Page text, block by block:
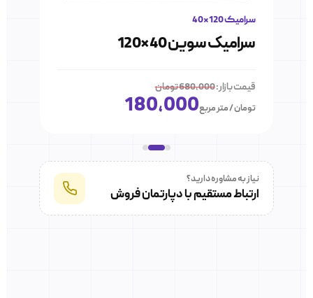
سرامیک 120*40
سرامیک سوین 40*120
قیمت بازار:680,000 تومان
180,000تومان / متر مربع
نیاز به مشاوره دارید؟
ارتباط مستقیم با دپارتمان فروش